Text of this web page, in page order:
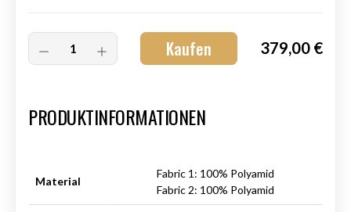
Kaufen 379,00 €
PRODUKTINFORMATIONEN
Material
Fabric 1: 100% Polyamid
Fabric 2: 100% Polyamid